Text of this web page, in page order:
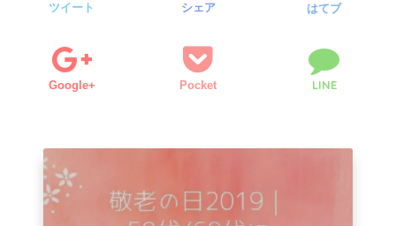
ツイート シェア はてブ
Google+ Pocket LINE